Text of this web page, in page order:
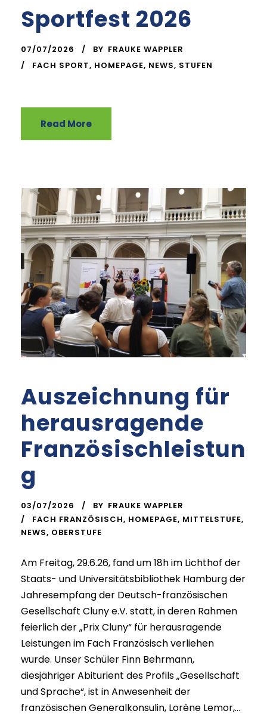
Sportfest 2026
07/07/2026 BY FRAUKE WAPPLER
FACH SPORT, HOMEPAGE, NEWS, STUFEN
Read More
Auszeichnung für
herausragende
Französischleistun
g
03/07/2026 BY FRAUKE WAPPLER
FACH FRANZÖSISCH, HOMEPAGE, MITTELSTUFE,
NEWS, OBERSTUFE
Am Freitag, 29.6.26, fand um 18h im Lichthof der
Staats- und Universitätsbibliothek Hamburg der
Jahresempfang der Deutsch-französischen
Gesellschaft Cluny e.V. statt, in deren Rahmen
feierlich der „Prix Cluny“ für herausragende
Leistungen im Fach Französisch verliehen
wurde. Unser Schüler Finn Behrmann,
diesjähriger Abiturient des Profils „Gesellschaft
und Sprache“, ist in Anwesenheit der
französischen Generalkonsulin, Lorène Lemor,...